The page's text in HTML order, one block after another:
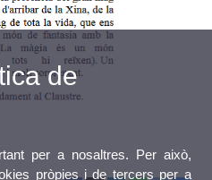
de
per a nosaltres. Per això,
pròpies i de tercers per a